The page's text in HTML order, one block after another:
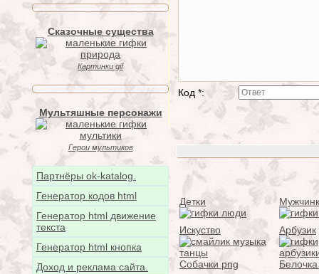
Сказочные существа
Картинки gif
Мультяшные персонажи
Герои мультиков
Партнёры ok-katalog.
Генератор кодов html
Генератор html движение
текста
Генератор html кнопка
Доход и реклама сайта.
Код *:
Детки
Искуство Арбузик
Собачки png